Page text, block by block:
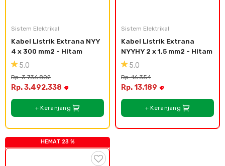
Sistem Elektrikal
Kabel Listrik Extrana NYY
4 x 300 mm2 - Hitam
5.0
Rp. 3.736.802
Rp. 3.492.338
+ Keranjang
Sistem Elektrikal
Kabel Listrik Extrana
NYYHY 2 x 1,5 mm2 - Hitam
5.0
Rp. 16.354
Rp. 13.189
+ Keranjang
HEMAT 23 %